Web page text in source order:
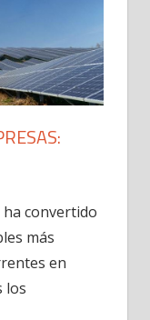
ha convertido
más
en
los